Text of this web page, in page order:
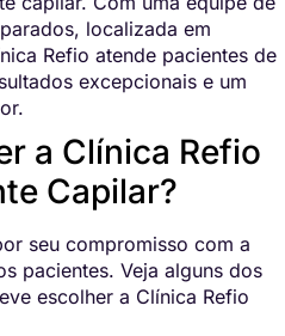
localizada em
Refio atende pacientes de
excepcionais e um
a Clínica Refio
Capilar?
seu compromisso com a
pacientes. Veja alguns dos
escolher a Clínica Refio